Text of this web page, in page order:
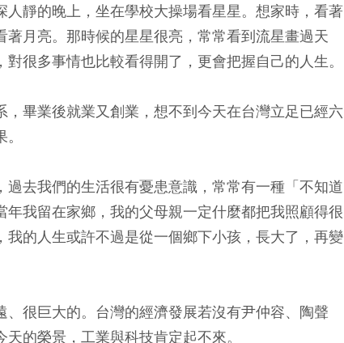
靜的晚上，坐在學校大操場看星星。想家時，看著
月亮。那時候的星星很亮，常常看到流星畫過天
很多事情也比較看得開了，更會把握自己的人生。
畢業後就業又創業，想不到今天在台灣立足已經六
去我們的生活很有憂患意識，常常有一種「不知道
我留在家鄉，我的父母親一定什麼都把我照顧得很
的人生或許不過是從一個鄉下小孩，長大了，再變
很巨大的。台灣的經濟發展若沒有尹仲容、陶聲
的榮景，工業與科技肯定起不來。